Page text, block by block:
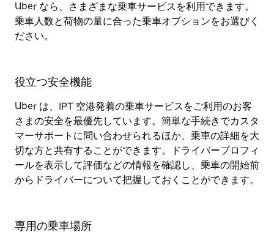
Uber なら、さまざまな乗車サービスを利用できます。
乗車人数と荷物の量に合った乗車オプションをお選びく
ださい。
役立つ安全機能
Uber は、IPT 空港発着の乗車サービスをご利用のお客
さまの安全を最優先しています。簡単な手続きでカスタ
マーサポートに問い合わせられるほか、乗車の詳細を大
切な方と共有することができます。ドライバープロフィ
ールを表示して評価などの情報を確認し、乗車の開始前
からドライバーについて把握しておくことができます。
専用の乗車場所